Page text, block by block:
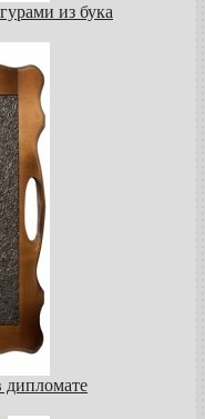
из бука